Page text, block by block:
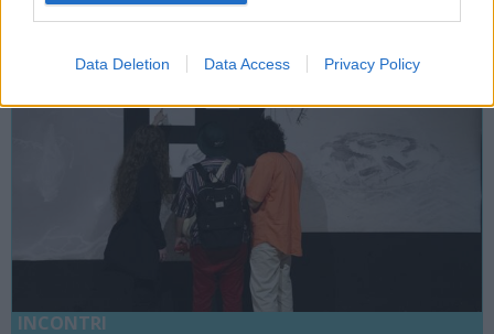
Data Deletion Data Access Privacy Policy
INCONTRI